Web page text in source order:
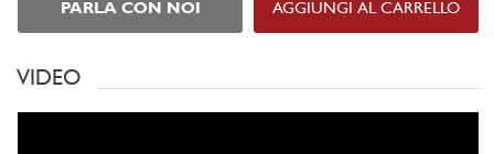
PARLA CON NOI AGGIUNGI AL CARRELLO
VIDEO